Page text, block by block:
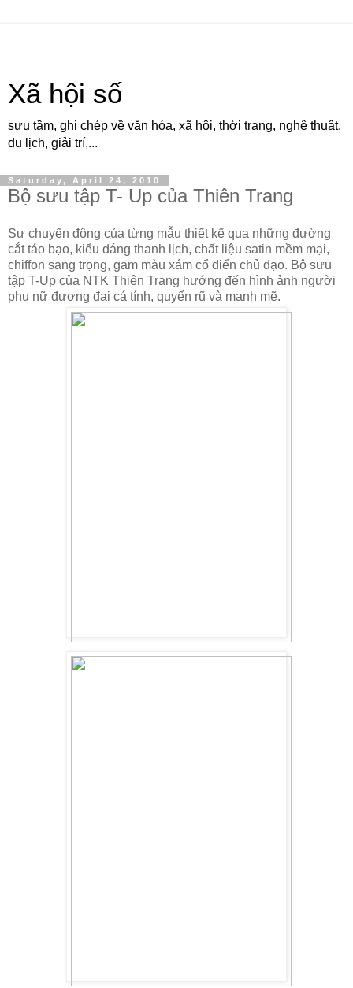
Xã hội số
sưu tầm, ghi chép về văn hóa, xã hội, thời trang, nghệ thuật,
du lịch, giải trí,...
Saturday, April 24, 2010
Bộ sưu tập T- Up của Thiên Trang
Sự chuyển động của từng mẫu thiết kế qua những đường
cắt táo bạo, kiểu dáng thanh lịch, chất liệu satin mềm mại,
chiffon sang trọng, gam màu xám cổ điển chủ đạo. Bộ sưu
tập T-Up của NTK Thiên Trang hướng đến hình ảnh người
phụ nữ đương đại cá tính, quyến rũ và mạnh mẽ.